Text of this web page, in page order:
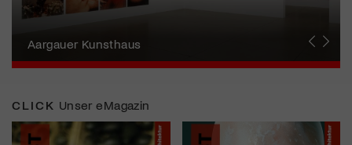
Künstlerin
Aargauer Kunsthaus
Gewerbemuseum Winterthur
Liste Art Fair Basel
Bündner Kunstmuseum
Künstler:innen Portraits
Junge Schweizer Kunst
Vögele Kultur Zentrum
Nidwaldner Museum
Haus für Kunst Uri
CLICK Unser eMagazin